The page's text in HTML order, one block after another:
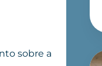
sobre a